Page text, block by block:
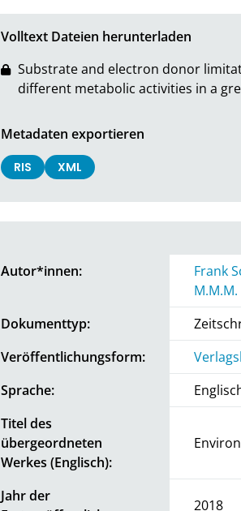
Volltext Dateien herunterladen
Substrate and electron donor
different metabolic activities in a
Metadaten exportieren
RIS XML
Autor*innen:
Frank
Dokumenttyp:
Veröffentlichungsform:
Sprache:
Titel des
übergeordneten
Werkes (Englisch):
Jahr der
2018